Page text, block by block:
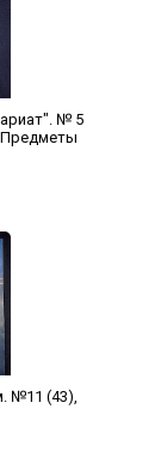
№ 5
Предметы
№11 (43),